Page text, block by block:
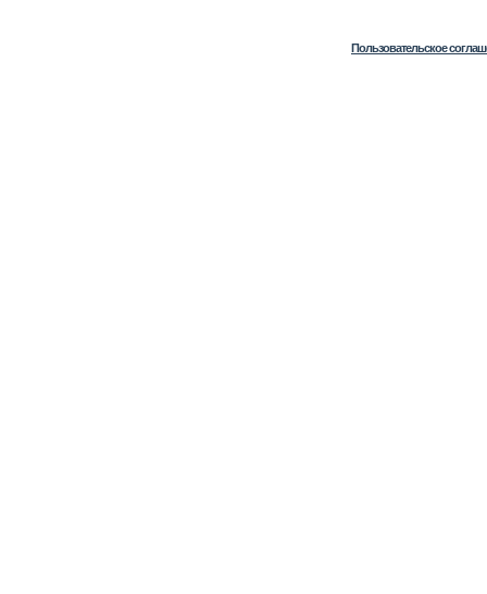
Пользовательское